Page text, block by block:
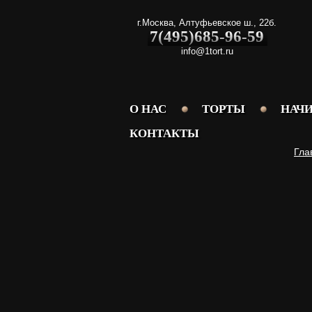
г.Москва, Алтуфьевское ш., 22б.
7(495)685-96-59
info@1tort.ru
О НАС ТОРТЫ
КОНТАКТЫ